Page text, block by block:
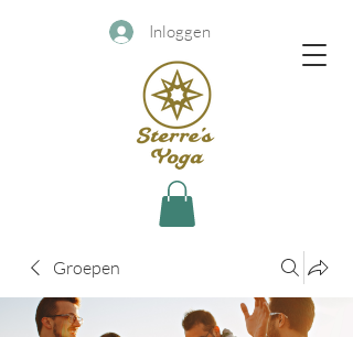
Inloggen
Groepen